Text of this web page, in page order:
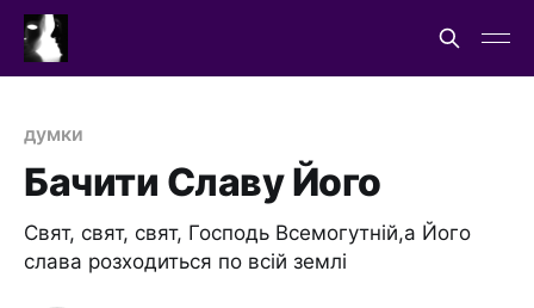
думки
Бачити Славу Його
Свят, свят, свят, Господь Всемогутній,а Його
слава розходиться по всій землі